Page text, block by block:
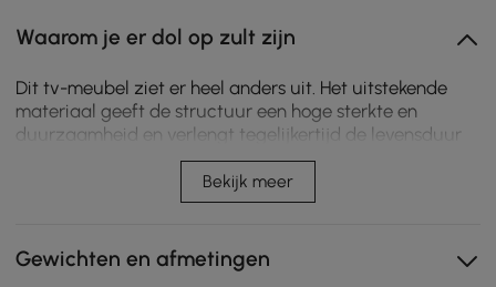
Waarom je er dol op zult zijn
Dit tv-meubel ziet er heel anders uit. Het uitstekende
materiaal geeft de structuur een hoge sterkte en
duurzaamheid en verlengt tegelijkertijd de levensduur
van het product. Het is uitgerust met vier laden zodat je
altijd alles bij de hand hebt. De salontafel is gemaakt
van puur wit marmerfineer en walnoothoutfineer en
laden en biedt plaats aan verschillende dvd's,
videogames, afstandsbedieningen, enz. Van genieten
Bekijk meer
Gewichten en afmetingen